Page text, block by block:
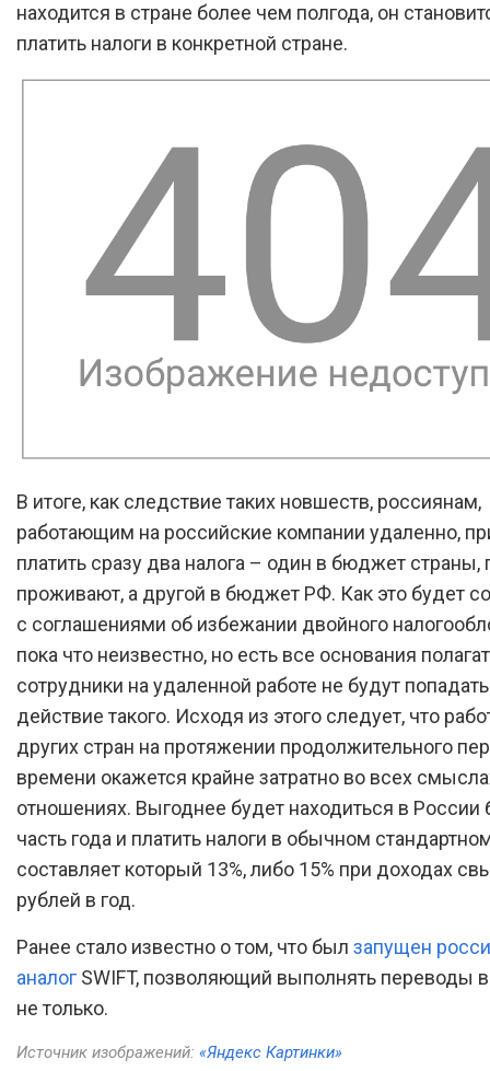
находится в стране более чем полгода, он
платить налоги в конкретной стране.
В итоге, как следствие таких новшеств, россиянам,
работающим на российские компании удаленно,
платить сразу два налога – один в бюджет страны,
проживают, а другой в бюджет РФ. Как это будет
с соглашениями об избежании двойного
пока что неизвестно, но есть все основания
сотрудники на удаленной работе не будут
действие такого. Исходя из этого следует, что
других стран на протяжении продолжительного
времени окажется крайне затратно во всех
отношениях. Выгоднее будет находиться в
часть года и платить налоги в обычном
составляет который 13%, либо 15% при доходах
рублей в год.
Ранее стало известно о том, что был запущен
аналог SWIFT, позволяющий выполнять переводы
не только.
Источник изображений: «Яндекс Картинки»